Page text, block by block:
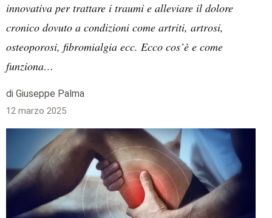
innovativa per trattare i traumi e alleviare il dolore
cronico dovuto a condizioni come artriti, artrosi,
osteoporosi, fibromialgia ecc. Ecco cos’è e come
funziona…
di Giuseppe Palma
12 marzo 2025